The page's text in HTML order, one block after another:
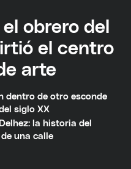
obrero del
el centro
arte
dentro de otro esconde
siglo XX
la historia del
una calle